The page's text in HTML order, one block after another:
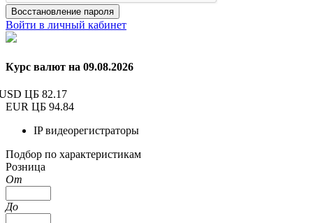
Восстановление пароля
Войти в личный кабинет
Курс валют на 09.08.2026
ЦБ 82.17
EUR ЦБ 94.84
IP видеорегистраторы
Подбор по характеристикам
Розница
От
До